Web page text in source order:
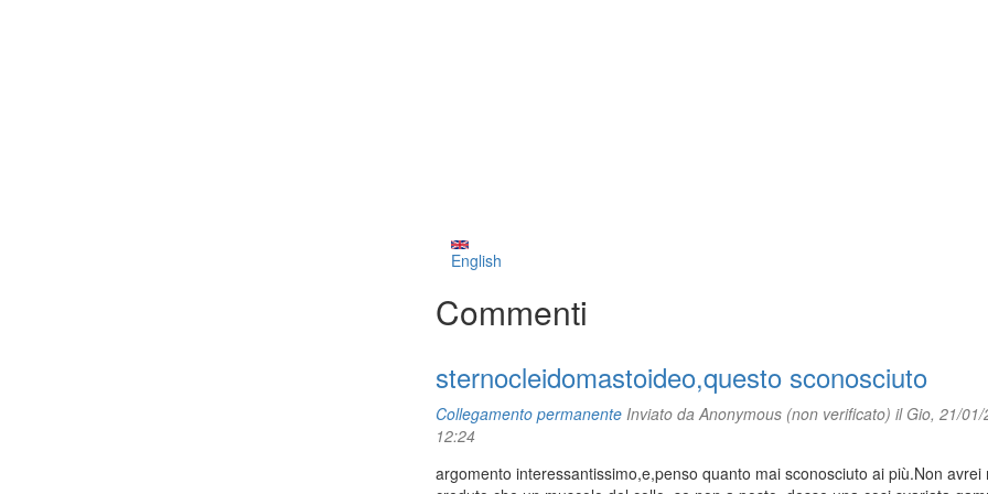
English
Commenti
sternocleidomastoideo,questo sconosciuto
Collegamento permanenteInviato da Anonymous (non verificato) il Gio, 21/01/
12:24
argomento interessantissimo,e,penso quanto mai sconosciuto ai più.Non avrei